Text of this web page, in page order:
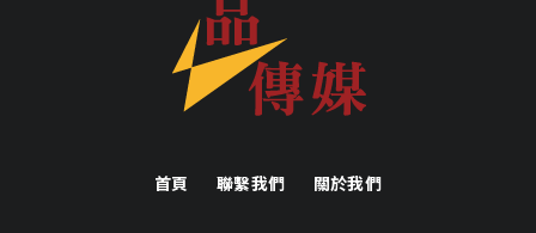
首頁 聯繫我們 關於我們